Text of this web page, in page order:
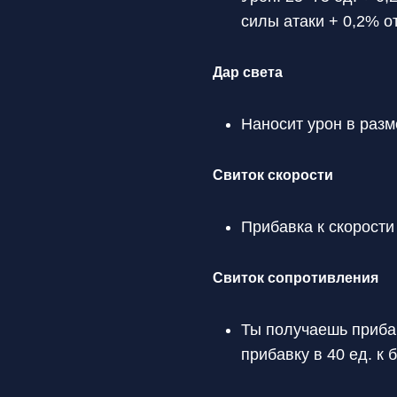
силы атаки + 0,2%
Дар света
Наносит урон в
Свиток скорости
Прибавка к
Свиток сопротивления
Ты получаешь
прибавку в 40 ед. к